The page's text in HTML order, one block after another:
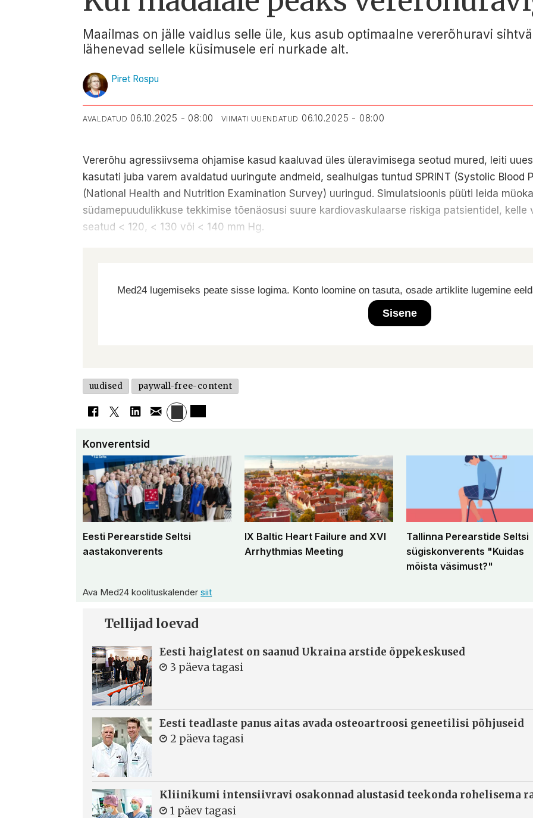
Maailmas on jälle vaidlus selle üle, kus asub optimaalne vererõhuravi
lähenevad sellele küsimusele eri nurkade alt.
Piret Rospu
AVALDATUD 06.10.2025 - 08:00 VIIMATI UUENDATUD 06.10.2025 - 08:00
Vererõhu agressiivsema ohjamise kasud kaaluvad üles üleravimisega seotud mured, leiti
kasutati juba varem avaldatud uuringute andmeid, sealhulgas tuntud SPRINT (Systolic Blood
(National Health and Nutrition Examination Survey) uuringud. Simulatsioonis püüti leida
südamepuudulikkuse tekkimise tõenäosusi suure kardiovaskulaarse riskiga patsientidel,
seatud < 120, < 130 või < 140 mm Hg.
Med24 lugemiseks peate sisse logima. Konto loomine on tasuta, osade artiklite lugemine
Sisene
uudised paywall-free-content
Konverentsid
Eesti Perearstide Seltsi
aastakonverents
IX Baltic Heart Failure and XVI
Arrhythmias Meeting
Tallinna Perearstide Seltsi
sügiskonverents "Kuidas
mõista väsimust?"
Ava Med24 koolituskalendersiit
Tellijad loevad
Eesti haiglatest on saanud Ukraina arstide õppekeskused
3 päeva tagasi
Eesti teadlaste panus aitas avada osteoartroosi geneetilisi põhjuseid
2 päeva tagasi
Kliinikumi intensiivravi osakonnad alustasid teekonda rohelisema
1 päev tagasi